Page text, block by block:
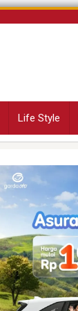
Life Style